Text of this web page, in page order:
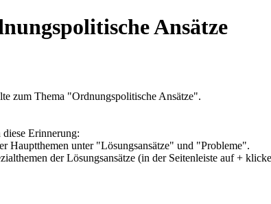
Ansätze
zum Thema "Ordnungspolitische Ansätze".
Erinnerung:
Hauptthemen unter "Lösungsansätze" und "Probleme".
der Lösungsansätze (in der Seitenleiste auf +